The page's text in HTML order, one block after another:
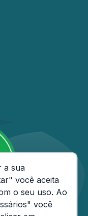
de Cookies
a sua
você aceita
o seu uso. Ao
você